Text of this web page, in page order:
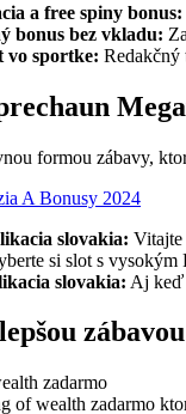
a free spiny bonus:
bonus bez vkladu:
sportke: Redakčný
formou zábavy,
A Bonusy 2024
slovakia:
si slot s vysokým
slovakia: Aj keď
zadarmo
of wealth zadarmo